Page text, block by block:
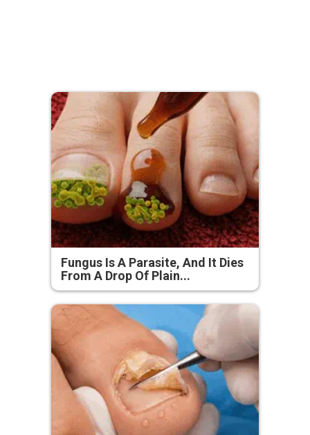
Fungus Is A Parasite, And It Dies
From A Drop Of Plain...